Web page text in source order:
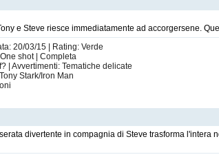
e Steve riesce immediatamente ad accorgersene.
20/03/15 | Rating: Verde
shot | Completa
| Avvertimenti: Tematiche delicate
Stark/Iron Man
divertente in compagnia di Steve trasforma